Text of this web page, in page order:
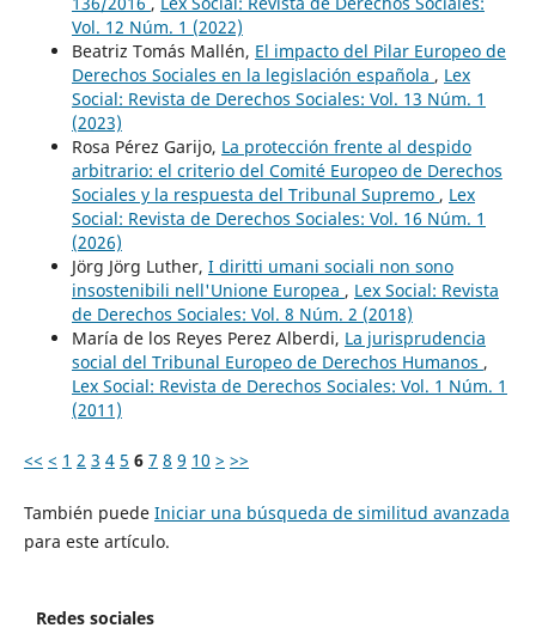
Vol. 12 Núm. 1 (2022)
Beatriz Tomás Mallén, El impacto del Pilar Europeo de
Derechos Sociales en la legislación española , Lex
Social: Revista de Derechos Sociales: Vol. 13 Núm. 1
(2023)
Rosa Pérez Garijo, La protección frente al despido
arbitrario: el criterio del Comité Europeo de Derechos
Sociales y la respuesta del Tribunal Supremo , Lex
Social: Revista de Derechos Sociales: Vol. 16 Núm. 1
(2026)
Jörg Jörg Luther, I diritti umani sociali non sono
insostenibili nell'Unione Europea , Lex Social: Revista
de Derechos Sociales: Vol. 8 Núm. 2 (2018)
María de los Reyes Perez Alberdi, La jurisprudencia
social del Tribunal Europeo de Derechos Humanos ,
Lex Social: Revista de Derechos Sociales: Vol. 1 Núm. 1
(2011)
<< < 1 2 3 4 5 6 7 8 9 10 > >>
También puede Iniciar una búsqueda de similitud avanzada
para este artículo.
Redes sociales